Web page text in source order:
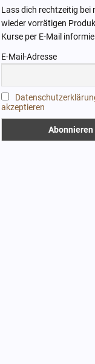
Lass dich rechtzeitig bei
wieder vorrätigen
Kurse per E-Mail
E-Mail-Adresse
akzeptieren